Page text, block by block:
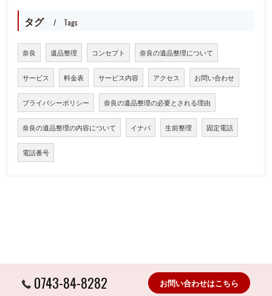
タグ Tags
奈良 遺品整理 コンセプト 奈良の遺品整理について
サービス 料金表 サービス内容 アクセス お問い合わせ
プライバシーポリシー 奈良の遺品整理の必要とされる理由
奈良の遺品整理の内容について イナバ 生前整理 固定電話
電話番号
0743-84-8282 お問い合わせはこちら